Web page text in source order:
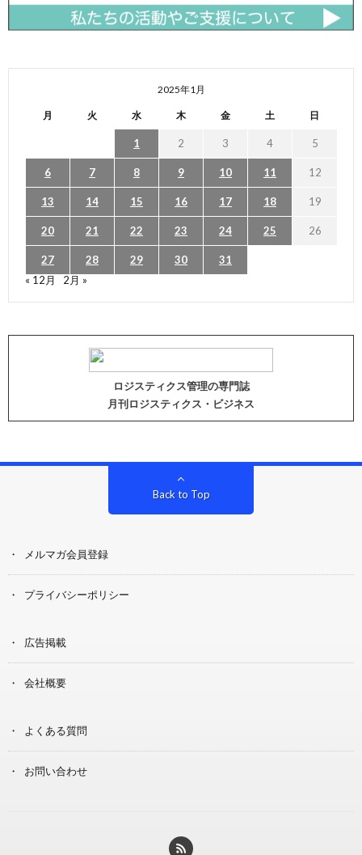
2025年1月
月 火 水 木 金 土 日
1 2 3 4 5
6 7 8 9 10 11 12
13 14 15 16 17 18 19
20 21 22 23 24 25 26
27 28 29 30
31
« 12月
2月 »
ロジスティクス管理の専門誌
月刊ロジスティクス・ビジネス
Back to Top
メルマガ会員登録
プライバシーポリシー
広告掲載
会社概要
よくある質問
お問い合わせ